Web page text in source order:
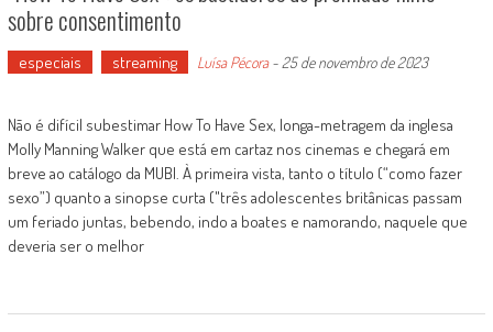
sobre consentimento
especiais streaming Luísa Pécora- 25 de novembro de 2023
Não é difícil subestimar How To Have Sex, longa-metragem da inglesa
Molly Manning Walker que está em cartaz nos cinemas e chegará em
breve ao catálogo da MUBI. À primeira vista, tanto o título (“como fazer
sexo”) quanto a sinopse curta ("três adolescentes britânicas passam
um feriado juntas, bebendo, indo a boates e namorando, naquele que
deveria ser o melhor